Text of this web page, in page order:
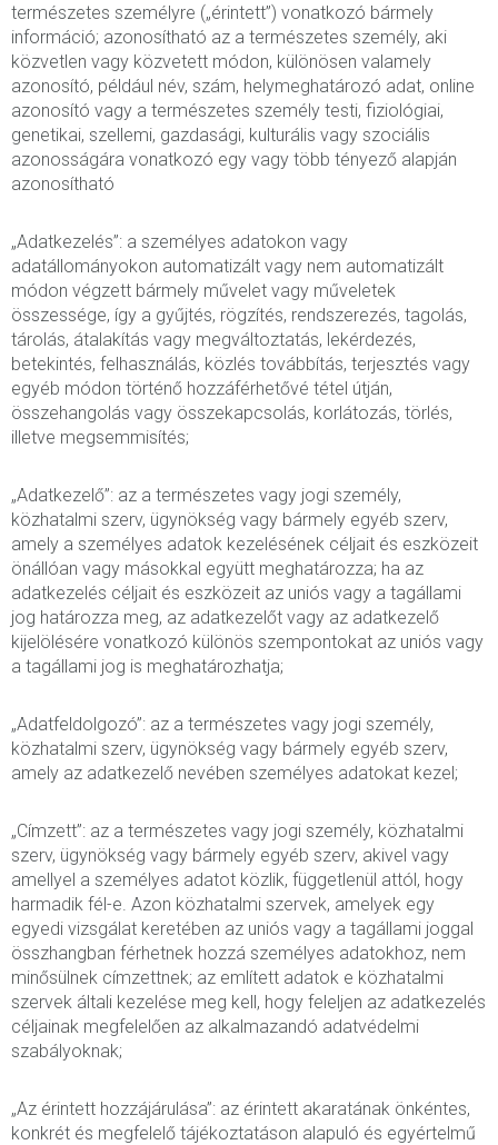
természetes személyre („érintett”) vonatkozó bármely
információ; azonosítható az a természetes személy, aki
közvetlen vagy közvetett módon, különösen valamely
azonosító, például név, szám, helymeghatározó adat, online
azonosító vagy a természetes személy testi, fiziológiai,
genetikai, szellemi, gazdasági, kulturális vagy szociális
azonosságára vonatkozó egy vagy több tényező alapján
azonosítható
„Adatkezelés”: a személyes adatokon vagy
adatállományokon automatizált vagy nem automatizált
módon végzett bármely művelet vagy műveletek
összessége, így a gyűjtés, rögzítés, rendszerezés, tagolás,
tárolás, átalakítás vagy megváltoztatás, lekérdezés,
betekintés, felhasználás, közlés továbbítás, terjesztés vagy
egyéb módon történő hozzáférhetővé tétel útján,
összehangolás vagy összekapcsolás, korlátozás, törlés,
illetve megsemmisítés;
„Adatkezelő”: az a természetes vagy jogi személy,
közhatalmi szerv, ügynökség vagy bármely egyéb szerv,
amely a személyes adatok kezelésének céljait és eszközeit
önállóan vagy másokkal együtt meghatározza; ha az
adatkezelés céljait és eszközeit az uniós vagy a tagállami
jog határozza meg, az adatkezelőt vagy az adatkezelő
kijelölésére vonatkozó különös szempontokat az uniós vagy
a tagállami jog is meghatározhatja;
„Adatfeldolgozó”: az a természetes vagy jogi személy,
közhatalmi szerv, ügynökség vagy bármely egyéb szerv,
amely az adatkezelő nevében személyes adatokat kezel;
„Címzett”: az a természetes vagy jogi személy, közhatalmi
szerv, ügynökség vagy bármely egyéb szerv, akivel vagy
amellyel a személyes adatot közlik, függetlenül attól, hogy
harmadik fél-e. Azon közhatalmi szervek, amelyek egy
egyedi vizsgálat keretében az uniós vagy a tagállami joggal
összhangban férhetnek hozzá személyes adatokhoz, nem
minősülnek címzettnek; az említett adatok e közhatalmi
szervek általi kezelése meg kell, hogy feleljen az adatkezelés
céljainak megfelelően az alkalmazandó adatvédelmi
szabályoknak;
„Az érintett hozzájárulása”: az érintett akaratának önkéntes,
konkrét és megfelelő tájékoztatáson alapuló és egyértelmű